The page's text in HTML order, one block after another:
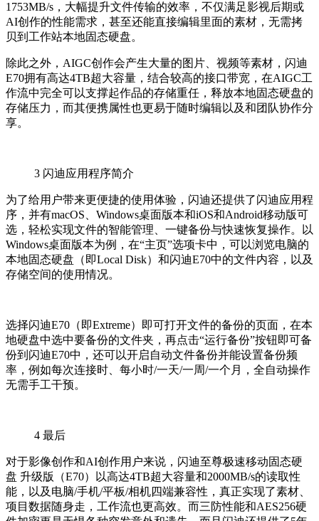
1753MB/s，大幅提升文件传输的效率，不仅满足影视后期或
AI创作的性能需求，甚至还能直接编辑里面的素材，无需拷
贝到工作站本地固态硬盘。
除此之外，AIGC创作会产生大量的图片、视频等素材，闪迪
E70拥有高达4TB超大容量，结合较高的接口带宽，在AIGC工
作流中完全可以支撑起作品的存储重任，释放本地固态硬盘的
存储压力，而其便携属性也更易于随时编辑以及和团队协作分
享。
3 闪迪应用程序简介
为了给用户带来更便捷的使用体验，闪迪还提供了闪迪应用程
序，并有macOS、Windows桌面版本和iOS和Android移动版可
选，轻松实现文件的智能管理、一键备份与快速恢复操作。以
Windows桌面版本为例，在“主页”选项卡中，可以浏览电脑的
本地固态硬盘（即Local Disk）和闪迪E70中的文件内容，以及
存储空间的使用情况。
选择闪迪E70（即Extreme）即可打开文件的备份的页面，在本
地硬盘中选中要备份的文件夹，再点击“运行备份”按钮即可备
份到闪迪E70中，还可以开启自动文件备份并能设置备份频
率，例如每次连接时、每小时/一天/一周/一个月，全自动操作
无需手工干预。
4 最后
对于影像创作和AI创作用户来说，闪迪至尊极速移动固态硬
盘 升级版（E70）以高达4TB超大容量和2000MB/s的读取性
能，以及电脑/手机/平板/相机四端兼容性，真正实现了素材、
项目数据随身走，工作流也更高效。而三防性能和AES256硬